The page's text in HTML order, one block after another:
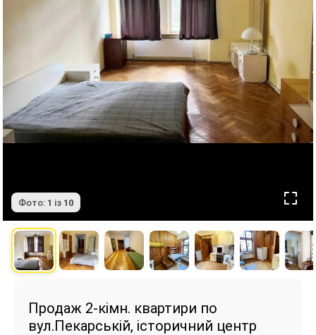
Фото: 1 із 10
Продаж 2-кімн. квартири по
вул.Пекарській, історичний центр